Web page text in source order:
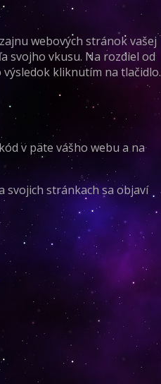
webových stránok vašej
svojho vkusu. Na rozdiel od
kliknutím na tlačidlo.
v päte vášho webu a na
svojich stránkach sa objaví